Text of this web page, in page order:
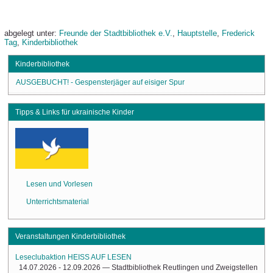
abgelegt unter: Freunde der Stadtbibliothek e.V., Hauptstelle, Frederick
Tag, Kinderbibliothek
Kinderbibliothek
AUSGEBUCHT! - Gespensterjäger auf eisiger Spur
Tipps & Links für ukrainische Kinder
Lesen und Vorlesen
Unterrichtsmaterial
Veranstaltungen Kinderbibliothek
Leseclubaktion HEISS AUF LESEN
14.07.2026 - 12.09.2026 — Stadtbibliothek Reutlingen und Zweigstellen